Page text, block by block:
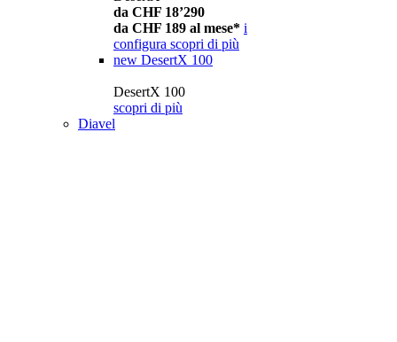
da CHF 18’290
da CHF 189 al mese* i
configura scopri di più
new DesertX 100
DesertX 100
scopri di più
Diavel